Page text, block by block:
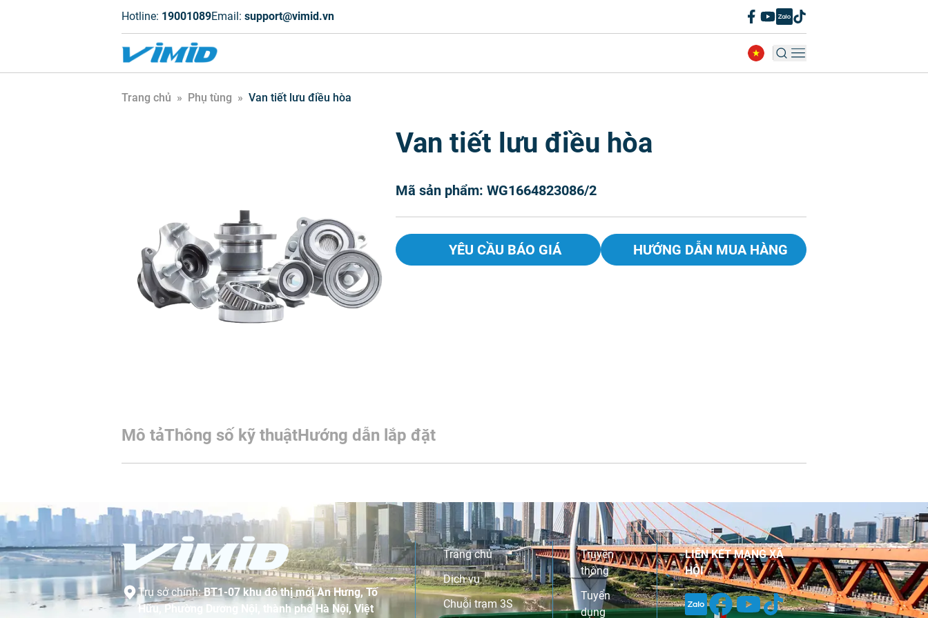
Hotline: 19001089Email: support@vimid.vn
Trang chủ » Phụ tùng » Van tiết lưu điều hòa
Van tiết lưu điều hòa
Mã sản phẩm: WG1664823086/2
YÊU CẦU BÁO GIÁ HƯỚNG DẪN MUA HÀNG
Mô tảThông số kỹ thuậtHướng dẫn lắp đặt
Trụ sở chính:BT1-07 khu đô thị mới An Hưng, Tố
Hữu, Phường Dương Nội, thành phố Hà Nội, Việt
Trang chủ
Dịch vụ
Chuỗi trạm 3S
Truyền
thông
Tuyển
dụng
LIÊN KẾT MẠNG XÃ
HỘI